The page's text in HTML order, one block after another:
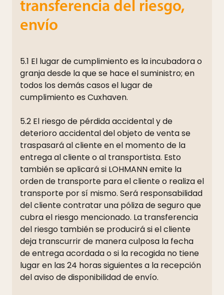
transferencia del riesgo,
envío
5.1 El lugar de cumplimiento es la incubadora o
granja desde la que se hace el suministro; en
todos los demás casos el lugar de
cumplimiento es Cuxhaven.
5.2 El riesgo de pérdida accidental y de
deterioro accidental del objeto de venta se
traspasará al cliente en el momento de la
entrega al cliente o al transportista. Esto
también se aplicará si LOHMANN emite la
orden de transporte para el cliente o realiza el
transporte por sí mismo. Será responsabilidad
del cliente contratar una póliza de seguro que
cubra el riesgo mencionado. La transferencia
del riesgo también se producirá si el cliente
deja transcurrir de manera culposa la fecha
de entrega acordada o si la recogida no tiene
lugar en las 24 horas siguientes a la recepción
del aviso de disponibilidad de envío.